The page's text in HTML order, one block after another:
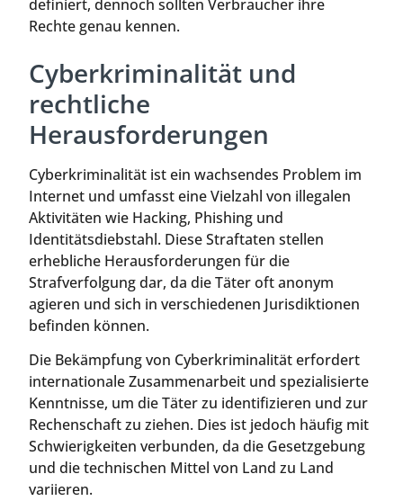
definiert, dennoch sollten Verbraucher ihre
Rechte genau kennen.
Cyberkriminalität und
rechtliche
Herausforderungen
Cyberkriminalität ist ein wachsendes Problem im
Internet und umfasst eine Vielzahl von illegalen
Aktivitäten wie Hacking, Phishing und
Identitätsdiebstahl. Diese Straftaten stellen
erhebliche Herausforderungen für die
Strafverfolgung dar, da die Täter oft anonym
agieren und sich in verschiedenen Jurisdiktionen
befinden können.
Die Bekämpfung von Cyberkriminalität erfordert
internationale Zusammenarbeit und spezialisierte
Kenntnisse, um die Täter zu identifizieren und zur
Rechenschaft zu ziehen. Dies ist jedoch häufig mit
Schwierigkeiten verbunden, da die Gesetzgebung
und die technischen Mittel von Land zu Land
variieren.